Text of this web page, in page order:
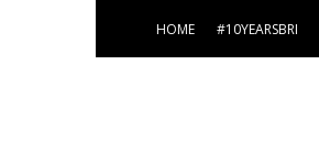
HOME #10YEARSBRI